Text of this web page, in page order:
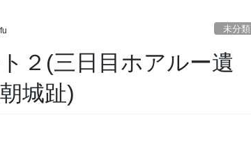
未分類
２(三日目ホアルー遺
城趾)